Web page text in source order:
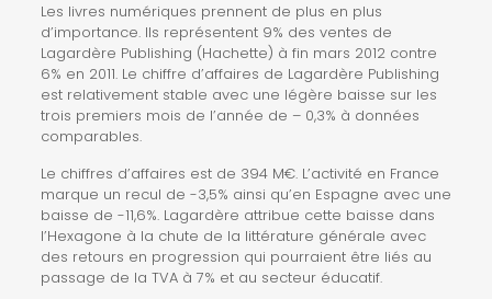
Les livres numériques prennent de plus en plus
d’importance. Ils représentent 9% des ventes de
Lagardère Publishing (Hachette) à fin mars 2012 contre
6% en 2011. Le chiffre d’affaires de Lagardère Publishing
est relativement stable avec une légère baisse sur les
trois premiers mois de l’année de – 0,3% à données
comparables.
Le chiffres d’affaires est de 394 M€. L’activité en France
marque un recul de -3,5% ainsi qu’en Espagne avec une
baisse de -11,6%. Lagardère attribue cette baisse dans
l’Hexagone à la chute de la littérature générale avec
des retours en progression qui pourraient être liés au
passage de la TVA à 7% et au secteur éducatif.